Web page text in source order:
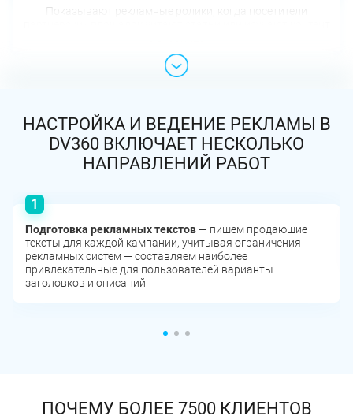
Показывают рекламные ролики, когда посетители
НАСТРОЙКА И ВЕДЕНИЕ РЕКЛАМЫ В
DV360 ВКЛЮЧАЕТ НЕСКОЛЬКО
НАПРАВЛЕНИЙ РАБОТ
Подготовка рекламных текстов— пишем продающие
тексты для каждой кампании, учитывая ограничения
рекламных систем — составляем наиболее
привлекательные для пользователей варианты
заголовков и описаний
ПОЧЕМУ БОЛЕЕ 7500 КЛИЕНТОВ